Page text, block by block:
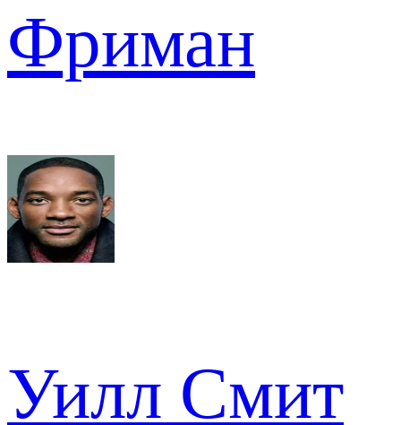
Фриман
Уилл Смит